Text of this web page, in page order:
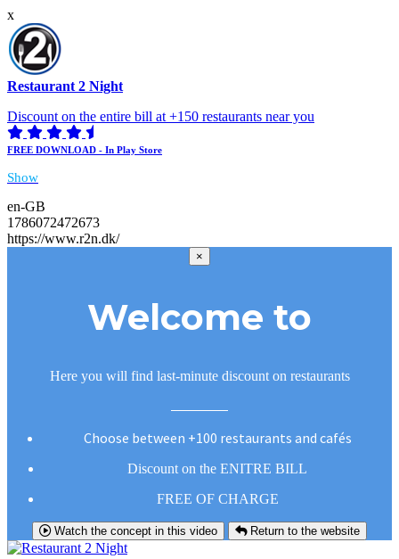
x
Restaurant 2 Night
Discount on the entire bill at +150 restaurants near you
FREE DOWNLOAD - In Play Store
Show
en-GB
1786072472673
https://www.r2n.dk/
×
Welcome to
Here you will find last-minute discount on restaurants
Choose between +100 restaurants and cafés
Discount on the ENITRE BILL
FREE OF CHARGE
Watch the concept in this video Return to the website